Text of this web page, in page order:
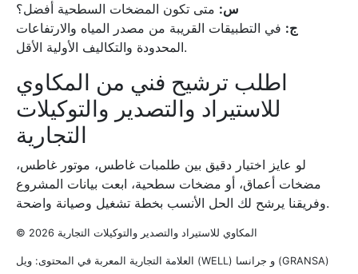
س: متى تكون المضخات السطحية أفضل؟
ج: في التطبيقات القريبة من مصدر المياه والارتفاعات
المحدودة والتكاليف الأولية الأقل.
اطلب ترشيح فني من المكاوي
للاستيراد والتصدير والتوكيلات
التجارية
لو عايز اختيار دقيق بين طلمبات غاطس، موتور غاطس،
مضخات أعماق، أو مضخات سطحية، ابعت بيانات المشروع
وفريقنا يرشح لك الحل الأنسب بخطة تشغيل وصيانة واضحة.
© 2026 المكاوي للاستيراد والتصدير والتوكيلات التجارية
العلامة التجارية المعربة في المحتوى: ويل (WELL) و جرانسا (GRANSA)